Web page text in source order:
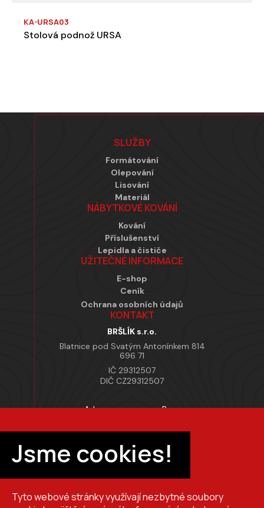
Jsme cookies!
Tyto webové stránky využívají nezbytné soubory
KA-URSA03
Stolová podnož URSA
Zápatí
SLUŽBY
Formátování
Olepování
Lisování
Materiál
NÁBYTKOVÉ KOVÁNÍ
Kování
Příslušenství
Lepidla a čističe
UŽITEČNÉ INFORMACE
E-shop
Ceník
Ochrana osobních údajů
KONTAKT
BRŠLÍK s.r.o.
Blatnice pod Svatým Antonínkem 814
696 71
IČ 29312507
DIČ CZ29312507
Adresa provozovny Brno
Pracovní doba
Po–Pá 7:00 – 15:30